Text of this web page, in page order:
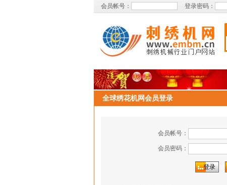
会员帐号： 登录密码：
全球绣花机网会员登录
会员帐号：
会员密码：